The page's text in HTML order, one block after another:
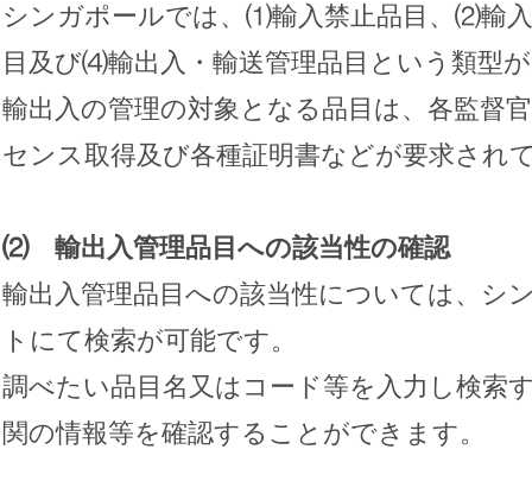
シンガポールでは、⑴輸入禁止品目、⑵輸
目及び⑷輸出入・輸送管理品目という類型
輸出入の管理の対象となる品目は、各監督
センス取得及び各種証明書などが要求され
⑵ 輸出入管理品目への該当性の確認
輸出入管理品目への該当性については、シ
トにて検索が可能です。
調べたい品目名又はコード等を入力し検索
関の情報等を確認することができます。